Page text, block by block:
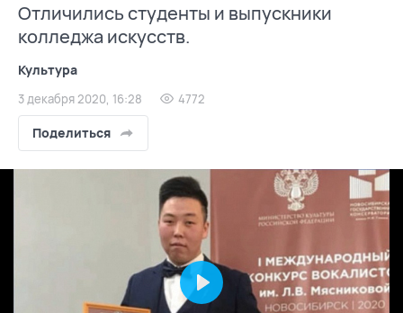
Отличились студенты и выпускники
колледжа искусств.
Культура
3 декабря 2020, 16:28 4772
Поделиться
Play